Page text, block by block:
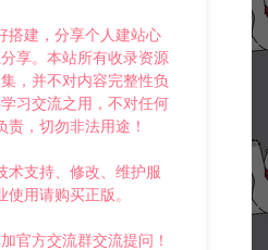
搭建，分享个人建站心
享。本站所有收录资源
，并不对内容完整性负
习交流之用，不对任何
责，切勿非法用途！
术支持、修改、维护服
用请购买正版。
官方交流群交流提问！